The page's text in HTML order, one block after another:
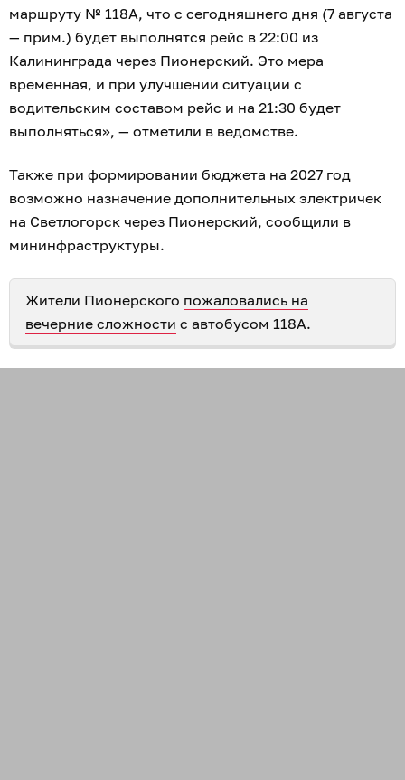
маршруту № 118А, что с сегодняшнего дня (7 августа
— прим.) будет выполнятся рейс в 22:00 из
Калининграда через Пионерский. Это мера
временная, и при улучшении ситуации с
водительским составом рейс и на 21:30 будет
выполняться», — отметили в ведомстве.
Также при формировании бюджета на 2027 год
возможно назначение дополнительных электричек
на Светлогорск через Пионерский, сообщили в
мининфраструктуры.
Жители Пионерского пожаловались на
вечерние сложности с автобусом 118А.